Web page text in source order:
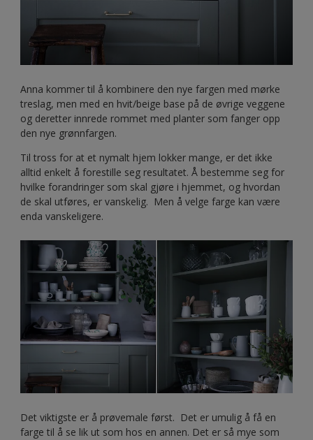
Anna kommer til å kombinere den nye fargen med mørke
treslag, men med en hvit/beige base på de øvrige veggene
og deretter innrede rommet med planter som fanger opp
den nye grønnfargen.
Til tross for at et nymalt hjem lokker mange, er det ikke
alltid enkelt å forestille seg resultatet. Å bestemme seg for
hvilke forandringer som skal gjøre i hjemmet, og hvordan
de skal utføres, er vanskelig. Men å velge farge kan være
enda vanskeligere.
Det viktigste er å prøvemale først. Det er umulig å få en
farge til å se lik ut som hos en annen. Det er så mye som